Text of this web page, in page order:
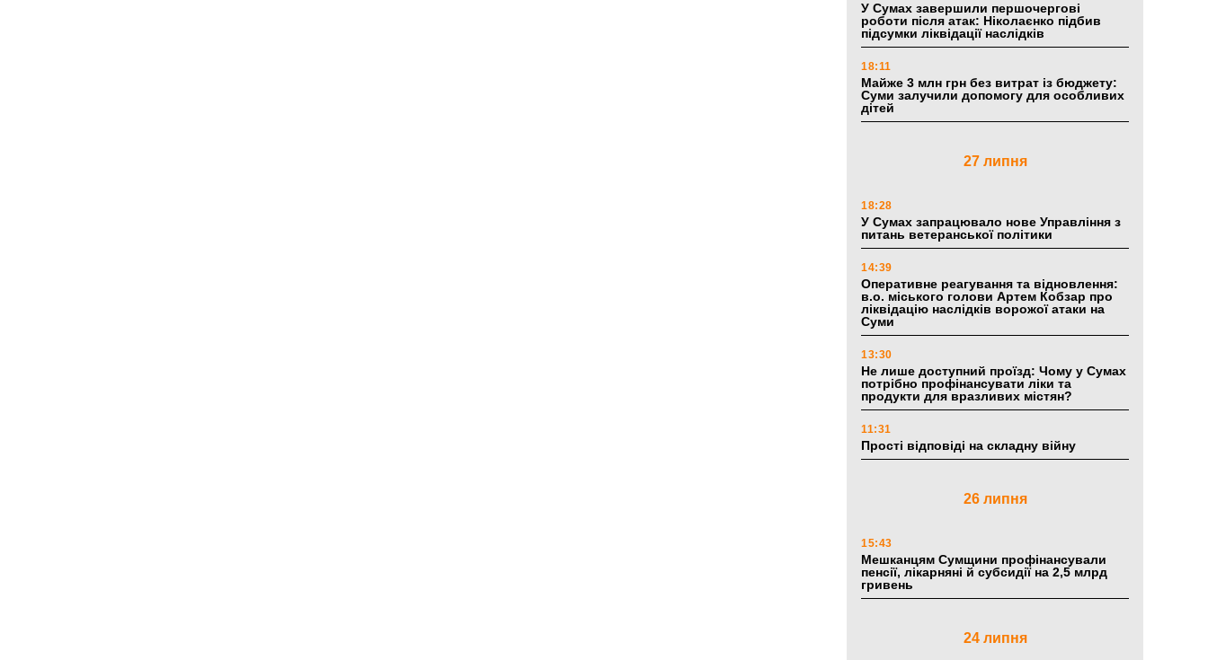
У Сумах завершили першочергові
роботи після атак: Ніколаєнко підбив
підсумки ліквідації наслідків
18:11
Майже 3 млн грн без витрат із бюджету:
Суми залучили допомогу для особливих
дітей
27 липня
18:28
У Сумах запрацювало нове Управління з
питань ветеранської політики
14:39
Оперативне реагування та відновлення:
в.о. міського голови Артем Кобзар про
ліквідацію наслідків ворожої атаки на
Суми
13:30
Не лише доступний проїзд: Чому у Сумах
потрібно профінансувати ліки та
продукти для вразливих містян?
11:31
Прості відповіді на складну війну
26 липня
15:43
Мешканцям Сумщини профінансували
пенсії, лікарняні й субсидії на 2,5 млрд
гривень
24 липня